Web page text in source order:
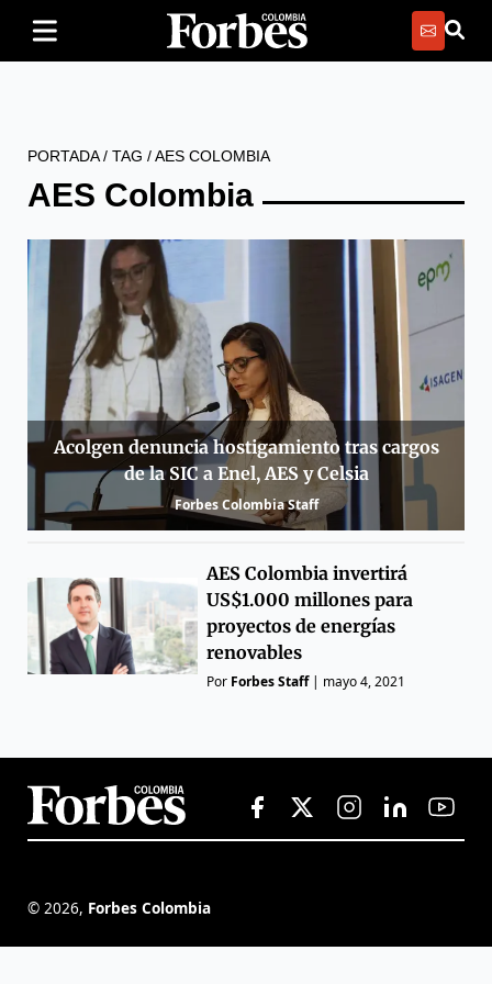
PORTADA/ TAG /AES COLOMBIA
AES Colombia
Acolgen denuncia hostigamiento tras cargos
de la SIC a Enel, AES y Celsia
Forbes Colombia Staff
AES Colombia invertirá
US$1.000 millones para
proyectos de energías
renovables
Por Forbes Staff| mayo 4, 2021
© 2026, Forbes Colombia